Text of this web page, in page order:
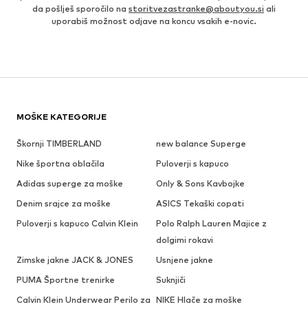
da pošlješ sporočilo na storitvezastranke@aboutyou.si ali
uporabiš možnost odjave na koncu vsakih e-novic.
MOŠKE KATEGORIJE
Škornji TIMBERLAND
new balance Superge
Nike športna oblačila
Puloverji s kapuco
Adidas superge za moške
Only & Sons Kavbojke
Denim srajce za moške
ASICS Tekaški copati
Puloverji s kapuco Calvin Klein
Polo Ralph Lauren Majice z
dolgimi rokavi
Zimske jakne JACK & JONES
Usnjene jakne
PUMA Športne trenirke
Suknjiči
Calvin Klein Underwear Perilo za NIKE Hlače za moške